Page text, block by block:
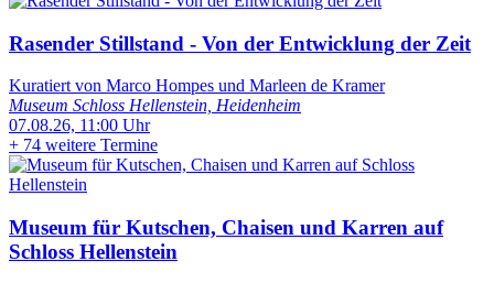
Rasender Stillstand - Von der Entwicklung der Zeit
Kuratiert von Marco Hompes und Marleen de Kramer
Museum Schloss Hellenstein, Heidenheim
07.08.26, 11:00 Uhr
+ 74 weitere Termine
Museum für Kutschen, Chaisen und Karren auf
Schloss Hellenstein